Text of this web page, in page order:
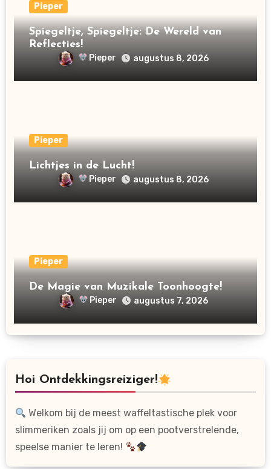
Pieper
Spiegeltje, Spiegeltje: De Wereld van
Reflecties!
Pieper augustus 8, 2026
Pieper
Lichtjes in de Lucht!
Pieper augustus 8, 2026
Pieper
De Magie van Muzikale Toonhoogte!
Pieper augustus 7, 2026
Hoi Ontdekkingsreiziger!
Welkom bij de meest waffeltastische plek voor
slimmeriken zoals jij om op een pootverstrelende,
speelse manier te leren!